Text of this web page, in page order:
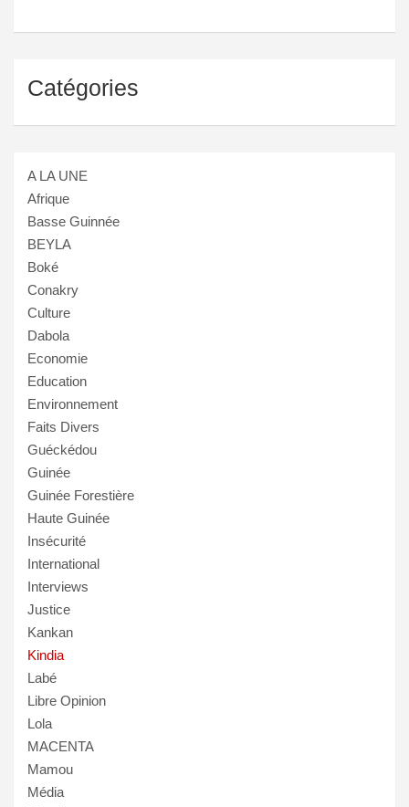
Catégories
A LA UNE
Afrique
Basse Guinnée
BEYLA
Boké
Conakry
Culture
Dabola
Economie
Education
Environnement
Faits Divers
Guéckédou
Guinée
Guinée Forestière
Haute Guinée
Insécurité
International
Interviews
Justice
Kankan
Kindia
Labé
Libre Opinion
Lola
MACENTA
Mamou
Média